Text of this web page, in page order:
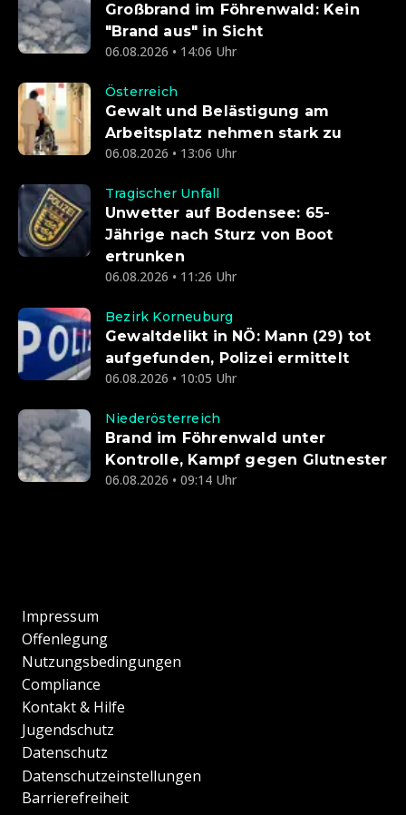
Großbrand im Föhrenwald: Kein
"Brand aus" in Sicht
06.08.2026 • 14:06 Uhr
Österreich
Gewalt und Belästigung am
Arbeitsplatz nehmen stark zu
06.08.2026 • 13:06 Uhr
Tragischer Unfall
Unwetter auf Bodensee: 65-
Jährige nach Sturz von Boot
ertrunken
06.08.2026 • 11:26 Uhr
Bezirk Korneuburg
Gewaltdelikt in NÖ: Mann (29) tot
aufgefunden, Polizei ermittelt
06.08.2026 • 10:05 Uhr
Niederösterreich
Brand im Föhrenwald unter
Kontrolle, Kampf gegen Glutnester
06.08.2026 • 09:14 Uhr
Impressum
Offenlegung
Nutzungsbedingungen
Compliance
Kontakt & Hilfe
Jugendschutz
Datenschutz
Datenschutzeinstellungen
Barrierefreiheit